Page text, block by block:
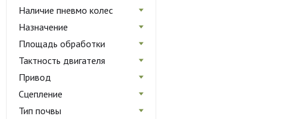
Наличие пневмо колес
Назначение
Площадь обработки
Тактность двигателя
Привод
Сцепление
Тип почвы